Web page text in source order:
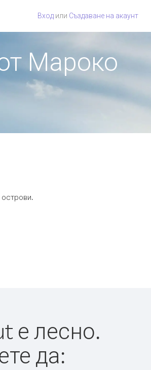
Вход или Създаване на акаунт
Мароко
острови.
е лесно.
да: